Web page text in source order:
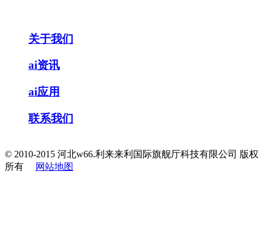
关于我们
ai资讯
ai应用
联系我们
© 2010-2015 河北w66.利来来利国际旗舰厅科技有限公司 版权
所有
网站地图